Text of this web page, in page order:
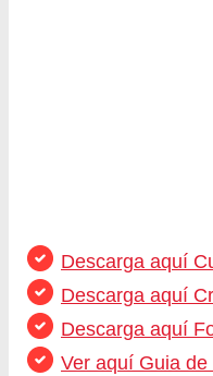
Descarga aquí
Descarga aquí
Descarga aquí
Ver aquí Guia de